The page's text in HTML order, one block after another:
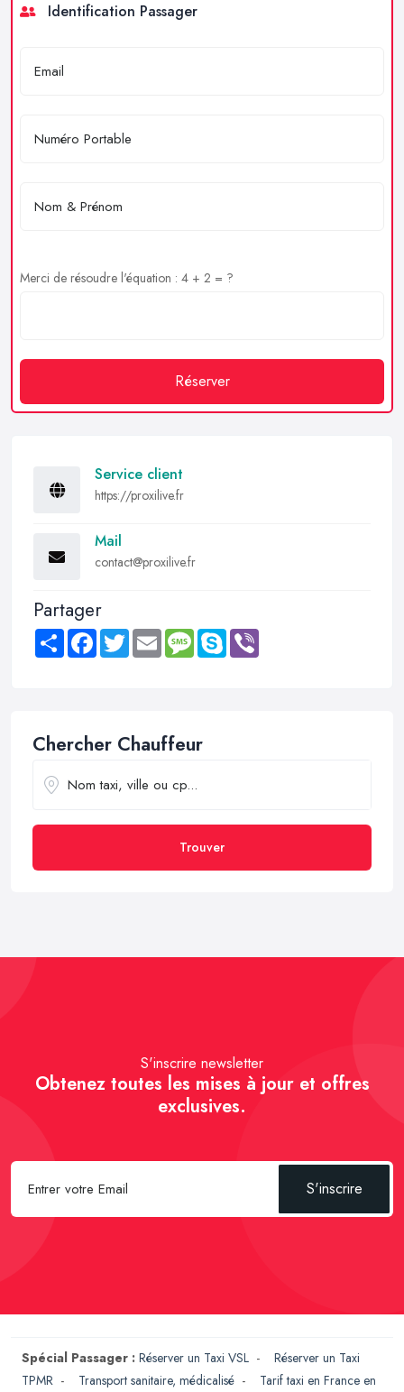
Identification Passager
Merci de résoudre l'équation : 4 + 2 = ?
Réserver
Service client
https://proxilive.fr
Mail
contact@proxilive.fr
Partager
Share FacebookTwitter Email MessageSkype
Chercher Chauffeur
Trouver
S'inscrire newsletter
Obtenez toutes les mises à jour et offres
exclusives.
S'inscrire
Spécial Passager : Réserver un Taxi VSL - Réserver un Taxi
TPMR - Transport sanitaire, médicalisé - Tarif taxi en France en